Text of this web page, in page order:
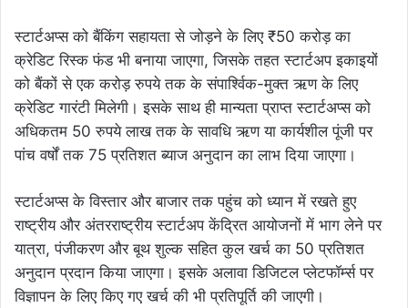
स्टार्टअप्स को बैंकिंग सहायता से जोड़ने के लिए ₹50 करोड़ का
क्रेडिट रिस्क फंड भी बनाया जाएगा, जिसके तहत स्टार्टअप इकाइयों
को बैंकों से एक करोड़ रुपये तक के संपार्श्विक-मुक्त ऋण के लिए
क्रेडिट गारंटी मिलेगी। इसके साथ ही मान्यता प्राप्त स्टार्टअप्स को
अधिकतम 50 रुपये लाख तक के सावधि ऋण या कार्यशील पूंजी पर
पांच वर्षों तक 75 प्रतिशत ब्याज अनुदान का लाभ दिया जाएगा।
स्टार्टअप्स के विस्तार और बाजार तक पहुंच को ध्यान में रखते हुए
राष्ट्रीय और अंतरराष्ट्रीय स्टार्टअप केंद्रित आयोजनों में भाग लेने पर
यात्रा, पंजीकरण और बूथ शुल्क सहित कुल खर्च का 50 प्रतिशत
अनुदान प्रदान किया जाएगा। इसके अलावा डिजिटल प्लेटफॉर्म्स पर
विज्ञापन के लिए किए गए खर्च की भी प्रतिपूर्ति की जाएगी।